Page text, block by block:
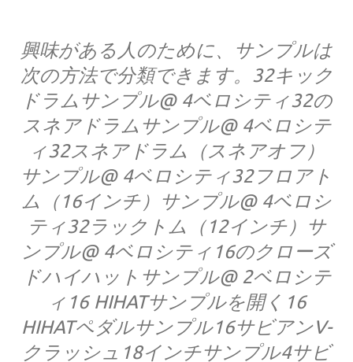
興味がある人のために、サンプルは
次の方法で分類できます。 32キック
ドラムサンプル@ 4ベロシティ32の
スネアドラムサンプル@ 4ベロシテ
ィ32スネアドラム（スネアオフ）
サンプル@ 4ベロシティ32フロアト
ム（16インチ）サンプル@ 4ベロシ
ティ32ラックトム（12インチ）サ
ンプル@ 4ベロシティ 16のクローズ
ドハイハットサンプル@ 2ベロシテ
ィ 16 HIHATサンプルを開く 16
HIHATペダルサンプル16サビアンV-
クラッシュ18インチサンプル4サビ